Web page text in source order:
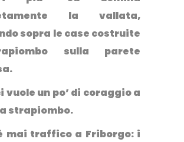
la vallata,
sopra le case costruite
sulla parete
vuole un po’ di coraggio a
strapiombo.
mai traffico a Friborgo: i